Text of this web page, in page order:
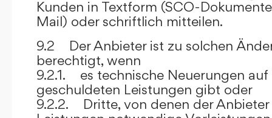
Kunden in Textform (SCO-
Mail) oder schriftlich mitteilen.
9.2 Der Anbieter ist zu solchen
berechtigt, wenn
9.2.1. es technische Neuerungen
geschuldeten Leistungen gibt oder
9.2.2. Dritte, von denen der Anbieter